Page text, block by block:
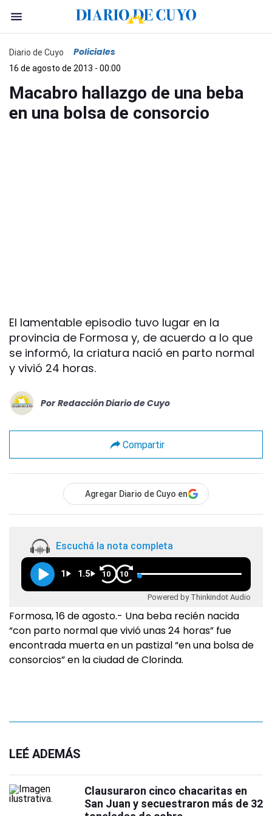
Diario de Cuyo Policiales
16 de agosto de 2013 - 00:00
Macabro hallazgo de una beba
en una bolsa de consorcio
El lamentable episodio tuvo lugar en la
provincia de Formosa y, de acuerdo a lo que
se informó, la criatura nació en parto normal
y vivió 24 horas.
Por Redacción Diario de Cuyo
Compartir
Agregar Diario de Cuyo en
Escuchá la nota completa
1 1.5 10 10
Powered by Thinkindot Audio
Formosa, 16 de agosto.- Una beba recién nacida
“con parto normal que vivió unas 24 horas” fue
encontrada muerta en un pastizal “en una bolsa de
consorcios” en la ciudad de Clorinda.
LEÉ ADEMÁS
Clausuraron cinco chacaritas en
San Juan y secuestraron más de 32